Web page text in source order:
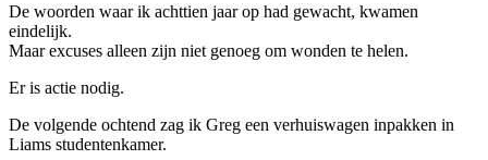
De woorden waar ik achttien jaar op had gewacht, kwamen
eindelijk.
Maar excuses alleen zijn niet genoeg om wonden te helen.
Er is actie nodig.
De volgende ochtend zag ik Greg een verhuiswagen inpakken in
Liams studentenkamer.